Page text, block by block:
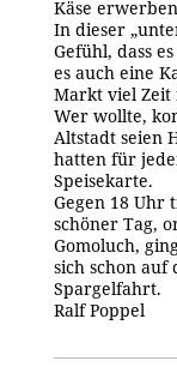
Käse
In dieser
Gefühl, dass
es auch eine
Markt viel Zeit
Wer wollte,
Altstadt seien
hatten für
Speisekarte.
Gegen 18 Uhr
schöner Tag,
Gomoluch,
sich schon auf
Spargelfahrt.
Ralf